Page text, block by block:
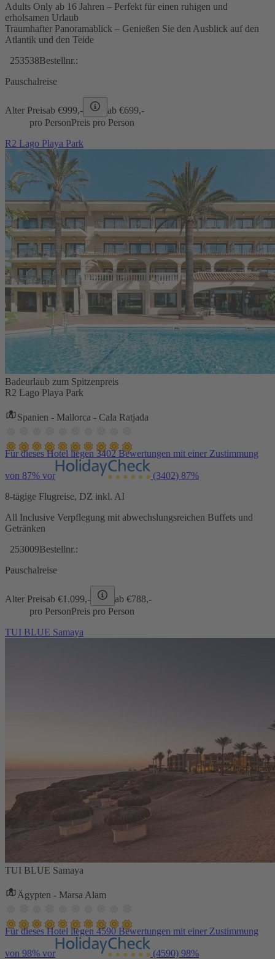
Adults Only ab 16 Jahren – Perfekt für einen ruhigen und
erholsamen Urlaub
Traumhafter Panoramablick – Genießen Sie den Ausblick auf den
Atlantik und den Teide
253538Bestellnr.:
Pauschalreise
Alter Preisab €999,- ab €699,-
pro PersonPreis pro Person
R2 Lago Playa Park
Badeurlaub zum Spitzenpreis
R2 Lago Playa Park
Spanien - Mallorca - Cala Ratjada
Für dieses Hotel liegen 3402 Bewertungen mit einer Zustimmung
von 87% vor (3402) 87%
8-tägige Flugreise, DZ inkl. AI
All Inclusive Verpflegung mit abwechslungsreichen Buffets und
Getränken
253009Bestellnr.:
Pauschalreise
Alter Preisab €1.099,- ab €788,-
pro PersonPreis pro Person
TUI BLUE Samaya
TUI BLUE Samaya
Ägypten - Marsa Alam
Für dieses Hotel liegen 4590 Bewertungen mit einer Zustimmung
von 98% vor (4590) 98%